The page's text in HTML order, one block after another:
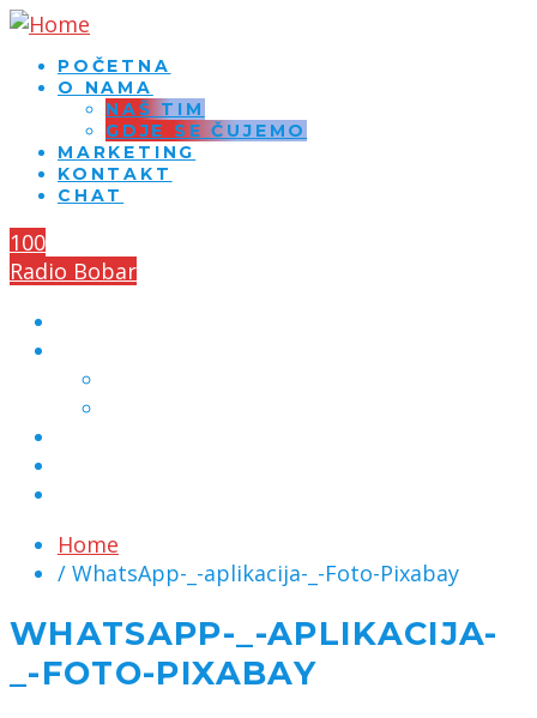
POČETNA
O NAMA
NAŠ TIM
GDJE SE ČUJEMO
MARKETING
KONTAKT
CHAT
100
Radio Bobar
Home
/ WhatsApp-_-aplikacija-_-Foto-Pixabay
WHATSAPP-_-APLIKACIJA-
_-FOTO-PIXABAY